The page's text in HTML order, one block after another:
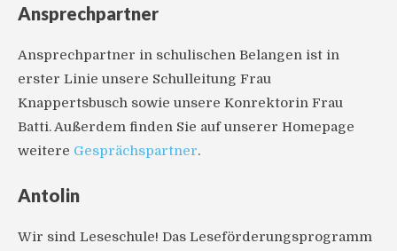
Ansprechpartner
Ansprechpartner in schulischen Belangen ist in
erster Linie unsere Schulleitung Frau
Knappertsbusch sowie unsere Konrektorin Frau
Batti. Außerdem finden Sie auf unserer Homepage
weitere Gesprächspartner.
Antolin
Wir sind Leseschule! Das Leseförderungsprogramm